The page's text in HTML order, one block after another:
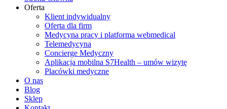
Oferta
Klient indywidualny
Oferta dla firm
Medycyna pracy i platforma webmedical
Telemedycyna
Concierge Medyczny
Aplikacja mobilna S7Health – umów wizytę
Placówki medyczne
O nas
Blog
Sklep